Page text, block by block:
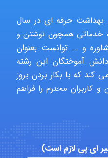
malekf
abolfazlkoshehe
abolfazlkoshehe
حرفه ای در سال
ارائه خدماتی همچون نوشتن و
و … توانست بعنوان
آموختگان این رشته
کند که با بکار بردن بروز
کاربران محترم را فراهم
ای پی لازم است)